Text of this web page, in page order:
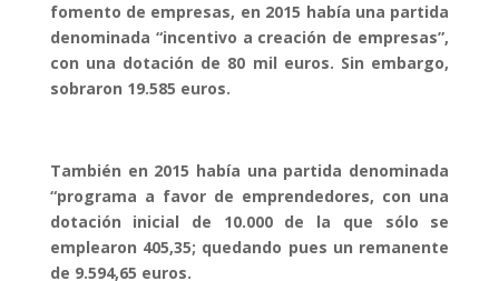
fomento de empresas, en 2015 había una partida
denominada “incentivo a creación de empresas”,
con una dotación de 80 mil euros. Sin embargo,
sobraron 19.585 euros.
También en 2015 había una partida denominada
“programa a favor de emprendedores, con una
dotación inicial de 10.000 de la que sólo se
emplearon 405,35; quedando pues un remanente
de 9.594,65 euros.